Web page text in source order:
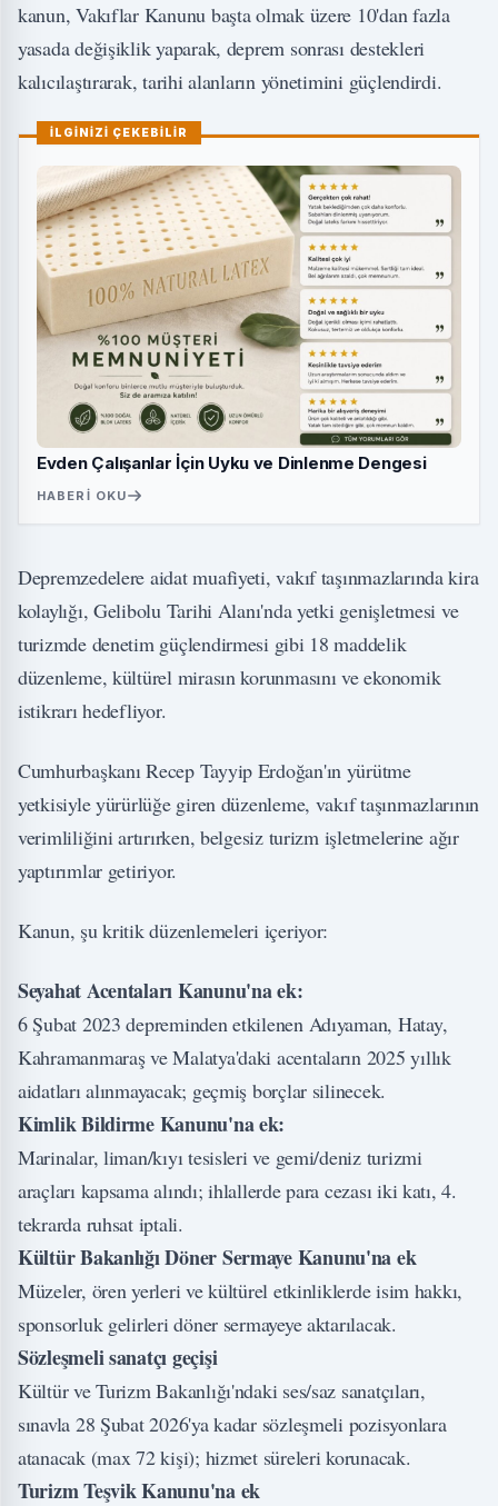
kanun, Vakıflar Kanunu başta olmak üzere 10'dan fazla
yasada değişiklik yaparak, deprem sonrası destekleri
kalıcılaştırarak, tarihi alanların yönetimini güçlendirdi.
İLGİNİZİ ÇEKEBİLİR
Evden Çalışanlar İçin Uyku ve Dinlenme Dengesi
HABERI OKU
Depremzedelere aidat muafiyeti, vakıf taşınmazlarında kira
kolaylığı, Gelibolu Tarihi Alanı'nda yetki genişletmesi ve
turizmde denetim güçlendirmesi gibi 18 maddelik
düzenleme, kültürel mirasın korunmasını ve ekonomik
istikrarı hedefliyor.
Cumhurbaşkanı Recep Tayyip Erdoğan'ın yürütme
yetkisiyle yürürlüğe giren düzenleme, vakıf taşınmazlarının
verimliliğini artırırken, belgesiz turizm işletmelerine ağır
yaptırımlar getiriyor.
Kanun, şu kritik düzenlemeleri içeriyor:
Seyahat Acentaları Kanunu'na ek:
6 Şubat 2023 depreminden etkilenen Adıyaman, Hatay,
Kahramanmaraş ve Malatya'daki acentaların 2025 yıllık
aidatları alınmayacak; geçmiş borçlar silinecek.
Kimlik Bildirme Kanunu'na ek:
Marinalar, liman/kıyı tesisleri ve gemi/deniz turizmi
araçları kapsama alındı; ihlallerde para cezası iki katı, 4.
tekrarda ruhsat iptali.
Kültür Bakanlığı Döner Sermaye Kanunu'na ek
Müzeler, ören yerleri ve kültürel etkinliklerde isim hakkı,
sponsorluk gelirleri döner sermayeye aktarılacak.
Sözleşmeli sanatçı geçişi
Kültür ve Turizm Bakanlığı'ndaki ses/saz sanatçıları,
sınavla 28 Şubat 2026'ya kadar sözleşmeli pozisyonlara
atanacak (max 72 kişi); hizmet süreleri korunacak.
Turizm Teşvik Kanunu'na ek